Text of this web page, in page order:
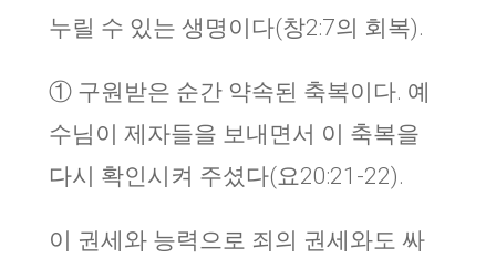
누릴 수 있는 생명이다(창2:7의 회복).
① 구원받은 순간 약속된 축복이다. 예
수님이 제자들을 보내면서 이 축복을
다시 확인시켜 주셨다(요20:21-22).
이 권세와 능력으로 죄의 권세와도 싸